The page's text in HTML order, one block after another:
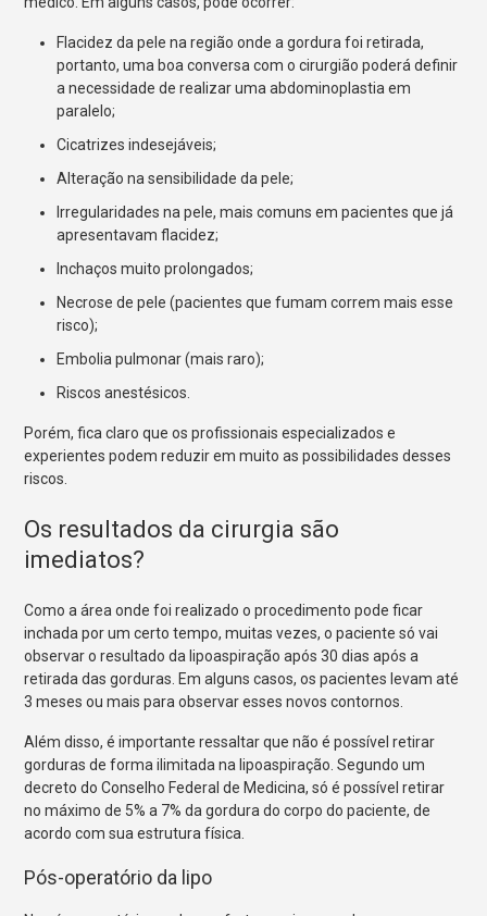
Flacidez da pele na região onde a gordura foi retirada,
portanto, uma boa conversa com o cirurgião poderá definir
a necessidade de realizar umaabdominoplastia em
paralelo;
Cicatrizes indesejáveis;
Alteração na sensibilidade da pele;
Irregularidades na pele, mais comuns em pacientes que já
apresentavam flacidez;
Inchaços muito prolongados;
Necrose de pele (pacientes que fumam correm mais esse
risco);
Embolia pulmonar (mais raro);
Riscos anestésicos.
Porém, fica claro que os profissionais especializados e
experientes podem reduzir em muito as possibilidades desses
riscos.
Os resultados da cirurgia são
imediatos?
Como a área onde foi realizado o procedimento pode ficar
inchada por um certo tempo, muitas vezes, o paciente só vai
observar o resultado da lipoaspiração após 30 dias após a
retirada das gorduras. Em alguns casos, os pacientes levam até
3 meses ou mais para observar esses novos contornos.
Além disso, é importante ressaltar que não é possível retirar
gorduras de forma ilimitada na lipoaspiração. Segundo um
decreto do Conselho Federal de Medicina, só é possível retirar
no máximo de 5% a 7% da gordura do corpo do paciente, de
acordo com sua estrutura física.
Pós-operatório da lipo